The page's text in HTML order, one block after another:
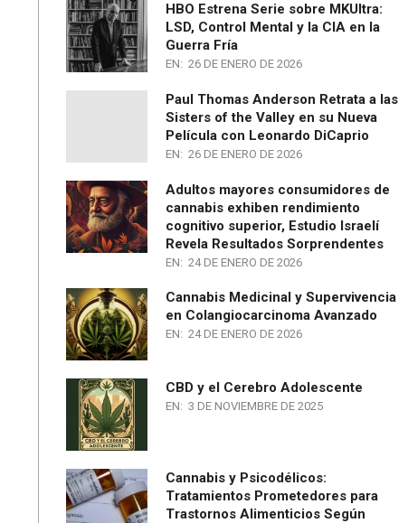
HBO Estrena Serie sobre MKUltra:
LSD, Control Mental y la CIA en la
Guerra Fría
EN: 26 DE ENERO DE 2026
Paul Thomas Anderson Retrata a las
Sisters of the Valley en su Nueva
Película con Leonardo DiCaprio
EN: 26 DE ENERO DE 2026
Adultos mayores consumidores de
cannabis exhiben rendimiento
cognitivo superior, Estudio Israelí
Revela Resultados Sorprendentes
EN: 24 DE ENERO DE 2026
Cannabis Medicinal y Supervivencia
en Colangiocarcinoma Avanzado
EN: 24 DE ENERO DE 2026
CBD y el Cerebro Adolescente
EN: 3 DE NOVIEMBRE DE 2025
Cannabis y Psicodélicos:
Tratamientos Prometedores para
Trastornos Alimenticios Según